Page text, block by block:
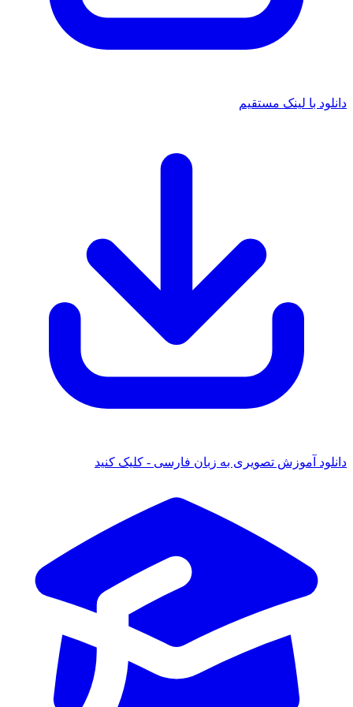
با لینک مستقیم
آموزش تصویری به زبان فارسی - کلیک کنید